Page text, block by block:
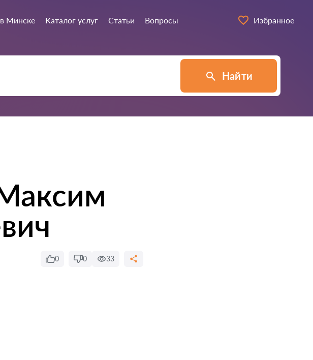
Минске Каталог услуг Статьи Вопросы Избранное
Найти
0 0 33